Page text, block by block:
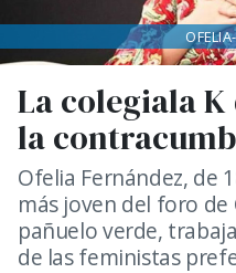
La colegiala
la
Ofelia Fernández, de
más joven del foro de
pañuelo verde,
de las feministas